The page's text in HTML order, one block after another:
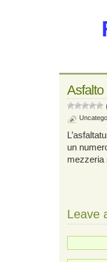
Asfalto
un
mezzeria
Leave